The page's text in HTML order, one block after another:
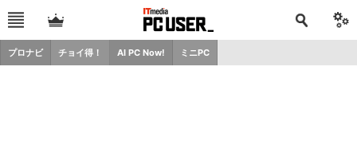
プロナビ チョイ得！ AI PC Now! ミニPC